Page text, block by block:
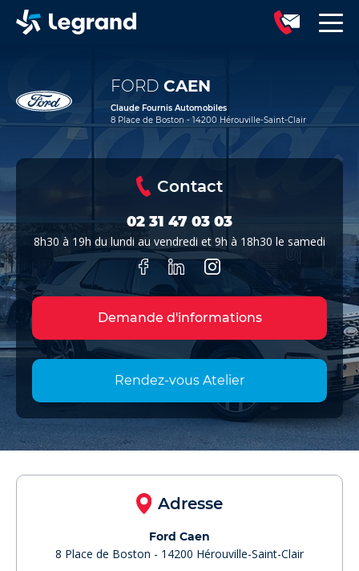
FORD CAEN
Claude Fournis Automobiles
8 Place de Boston - 14200 Hérouville-Saint-Clair
Contact
02 31 47 03 03
8h30 à 19h du lundi au vendredi et 9h à 18h30 le samedi
Demande d'informations
Rendez-vous Atelier
Adresse
Ford Caen
8 Place de Boston - 14200 Hérouville-Saint-Clair